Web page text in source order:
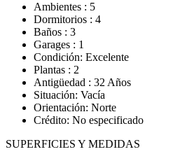
Ambientes : 5
Dormitorios : 4
Baños : 3
Garages : 1
Condición: Excelente
Plantas : 2
Antigüedad : 32 Años
Situación: Vacía
Orientación: Norte
Crédito: No especificado
SUPERFICIES Y MEDIDAS